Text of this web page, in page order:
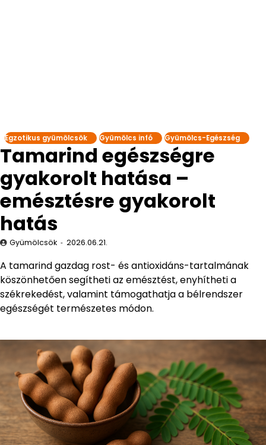
Egzotikus gyümölcsök Gyümölcs infó Gyümölcs-Egészség
Tamarind egészségre
gyakorolt hatása –
emésztésre gyakorolt
hatás
Gyümölcsök 2026.06.21.
A tamarind gazdag rost- és antioxidáns-tartalmának
köszönhetően segítheti az emésztést, enyhítheti a
székrekedést, valamint támogathatja a bélrendszer
egészségét természetes módon.